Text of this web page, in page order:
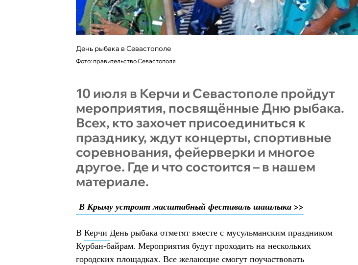
День рыбака в Севастополе
Фото: правительство Севастополя
10 июля в Керчи и Севастополе пройдут
мероприятия, посвящённые Дню рыбака.
Всех, кто захочет присоединиться к
празднику, ждут концерты, спортивные
соревнования, фейерверки и многое
другое. Где и что состоится – в нашем
материале.
В Крыму устроят масштабный фестиваль шашлыка >>
В Керчи День рыбака отметят вместе с мусульманским праздником
Курбан-байрам. Мероприятия будут проходить на нескольких
городских площадках. Все желающие смогут поучаствовать